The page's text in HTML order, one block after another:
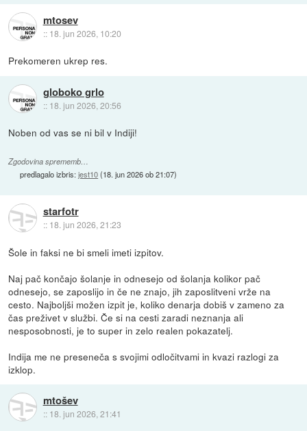
mtosev
:: 18. jun 2026, 10:20
Prekomeren ukrep res.
globoko grlo
:: 18. jun 2026, 20:56
Noben od vas se ni bil v Indiji!
Zgodovina sprememb…
predlagalo izbris:jest10(18. jun 2026 ob 21:07)
starfotr
:: 18. jun 2026, 21:23
Šole in faksi ne bi smeli imeti izpitov.
Naj pač končajo šolanje in odnesejo od šolanja kolikor pač
odnesejo, se zaposlijo in če ne znajo, jih zaposlitveni vrže na
cesto. Najboljši možen izpit je, koliko denarja dobiš v zameno za
čas preživet v službi. Če si na cesti zaradi neznanja ali
nesposobnosti, je to super in zelo realen pokazatelj.
Indija me ne preseneča s svojimi odločitvami in kvazi razlogi za
izklop.
mtošev
:: 18. jun 2026, 21:41